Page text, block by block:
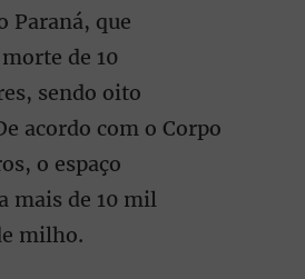
Paraná, que
de 10
sendo oito
acordo com o Corpo
o espaço
mais de 10 mil
milho.